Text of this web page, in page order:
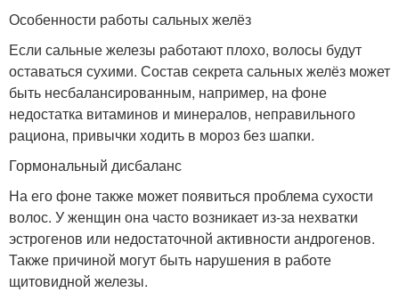
Особенности работы сальных желёз
Если сальные железы работают плохо, волосы будут
оставаться сухими. Состав секрета сальных желёз может
быть несбалансированным, например, на фоне
недостатка витаминов и минералов, неправильного
рациона, привычки ходить в мороз без шапки.
Гормональный дисбаланс
На его фоне также может появиться проблема сухости
волос. У женщин она часто возникает из-за нехватки
эстрогенов или недостаточной активности андрогенов.
Также причиной могут быть нарушения в работе
щитовидной железы.